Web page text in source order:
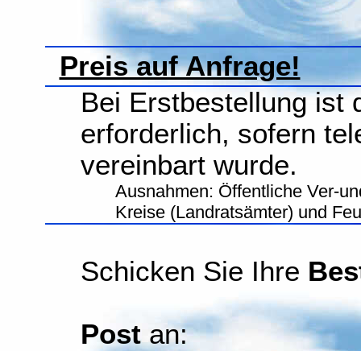
Preis auf Anfrage!
Bei Erstbestellung ist
erforderlich, sofern
vereinbart wurde.
Ausnahmen: Öffentliche Ver-
Kreise (Landratsämter) und
Schicken Sie Ihre
Postan: